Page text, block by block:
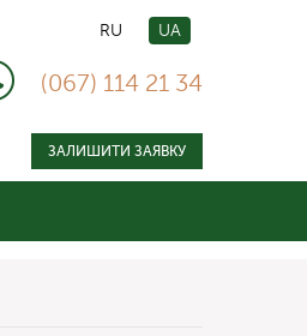
RU UA
(067) 114 21 34
ЗАЛИШИТИ ЗАЯВКУ